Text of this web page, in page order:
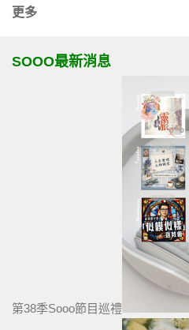
更多
SOOO最新消息
第38季Sooo節目巡禮